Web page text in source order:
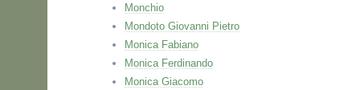
Monchio
Mondoto Giovanni Pietro
Monica Fabiano
Monica Ferdinando
Monica Giacomo